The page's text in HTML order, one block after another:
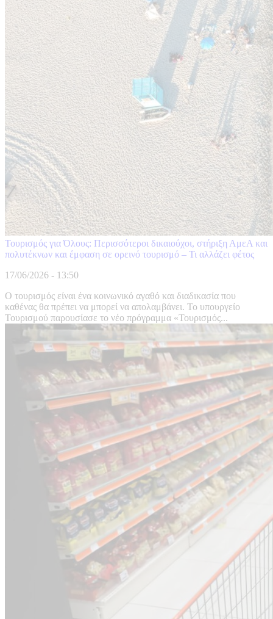
Τουρισμός για Όλους: Περισσότεροι δικαιούχοι, στήριξη ΑμεΑ και
πολυτέκνων και έμφαση σε ορεινό τουρισμό – Τι αλλάζει φέτος
17/06/2026 - 13:50
Ο τουρισμός είναι ένα κοινωνικό αγαθό και διαδικασία που
καθένας θα πρέπει να μπορεί να απολαμβάνει. Το υπουργείο
Τουρισμού παρουσίασε το νέο πρόγραμμα «Τουρισμός...